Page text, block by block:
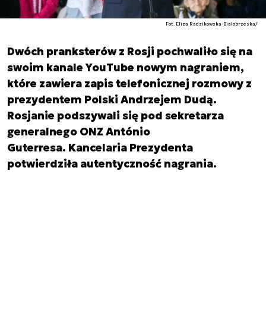
Fot. Eliza Radzikowska-Białobrzeska/
Dwóch pranksterów z Rosji pochwaliło się na
swoim kanale YouTube nowym nagraniem,
które zawiera zapis telefonicznej rozmowy z
prezydentem Polski Andrzejem Dudą.
Rosjanie podszywali się pod sekretarza
generalnego ONZ António
Guterresa. Kancelaria Prezydenta
potwierdziła autentyczność nagrania.